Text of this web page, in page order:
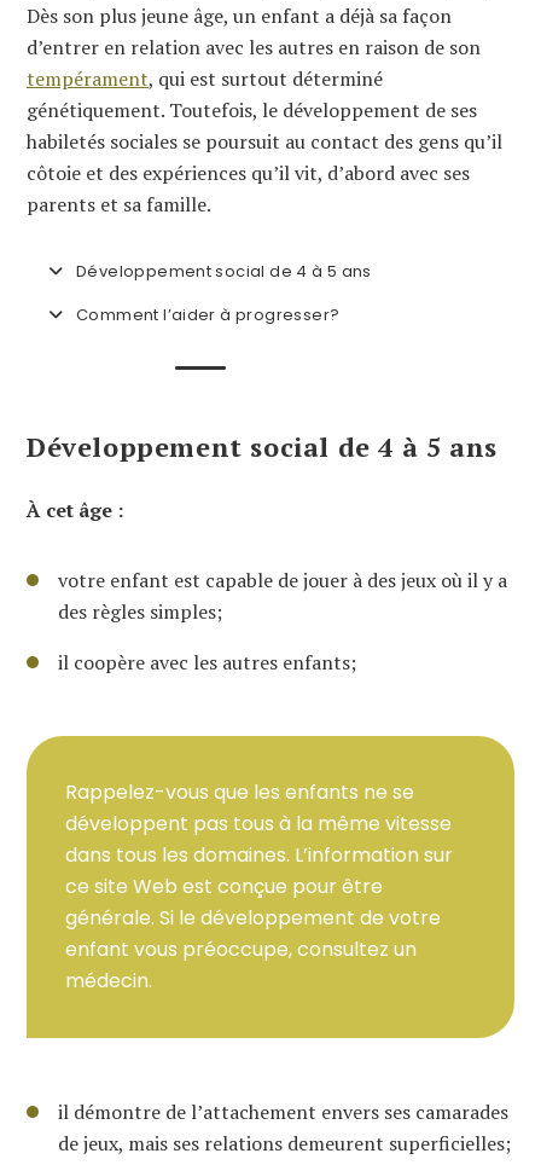
Dès son plus jeune âge, un enfant a déjà sa façon
d’entrer en relation avec les autres en raison de son
tempérament, qui est surtout déterminé
génétiquement. Toutefois, le développement de ses
habiletés sociales se poursuit au contact des gens qu’il
côtoie et des expériences qu’il vit, d’abord avec ses
parents et sa famille.
Développement social de 4 à 5 ans
Comment l’aider à progresser?
Développement social de 4 à 5 ans
À cet âge :
votre enfant est capable de jouer à des jeux où il y a
des règles simples;
il coopère avec les autres enfants;
Rappelez-vous que les enfants ne se
développent pas tous à la même vitesse
dans tous les domaines. L’information sur
ce site Web est conçue pour être
générale. Si le développement de votre
enfant vous préoccupe, consultez un
médecin.
il démontre de l’attachement envers ses camarades
de jeux, mais ses relations demeurent superficielles;